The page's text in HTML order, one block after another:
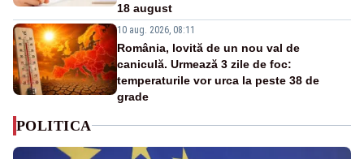
18 august
10 aug. 2026, 08:11
România, lovită de un nou val de
caniculă. Urmează 3 zile de foc:
temperaturile vor urca la peste 38 de
grade
POLITICA